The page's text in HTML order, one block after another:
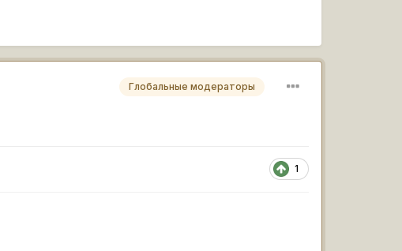
Глобальные модераторы
1